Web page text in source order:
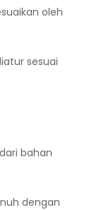
oleh
sesuai
bahan
dengan